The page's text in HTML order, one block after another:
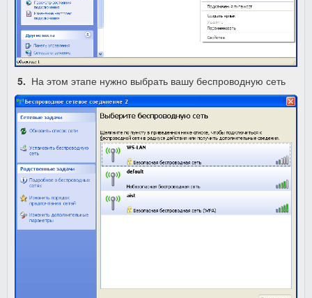
5. На этом этапе нужно выбрать вашу беспроводную сеть